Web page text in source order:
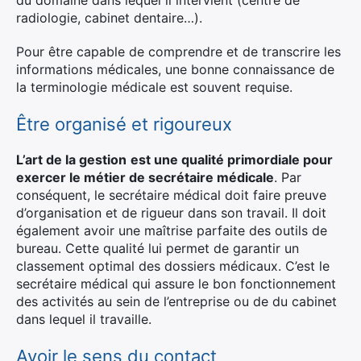
radiologie, cabinet dentaire…).
Pour être capable de comprendre et de transcrire les
informations médicales, une bonne connaissance de
la terminologie médicale est souvent requise.
Être organisé et rigoureux
L’art de la gestion est une qualité primordiale pour
exercer le métier de secrétaire médicale. Par
conséquent, le secrétaire médical doit faire preuve
d’organisation et de rigueur dans son travail. Il doit
également avoir une maîtrise parfaite des outils de
bureau. Cette qualité lui permet de garantir un
classement optimal des dossiers médicaux. C’est le
secrétaire médical qui assure le bon fonctionnement
des activités au sein de l’entreprise ou de du cabinet
dans lequel il travaille.
Avoir le sens du contact